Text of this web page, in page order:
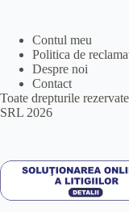
Contul meu
Politica de
Despre noi
Contact
Toate drepturile
SRL 2026